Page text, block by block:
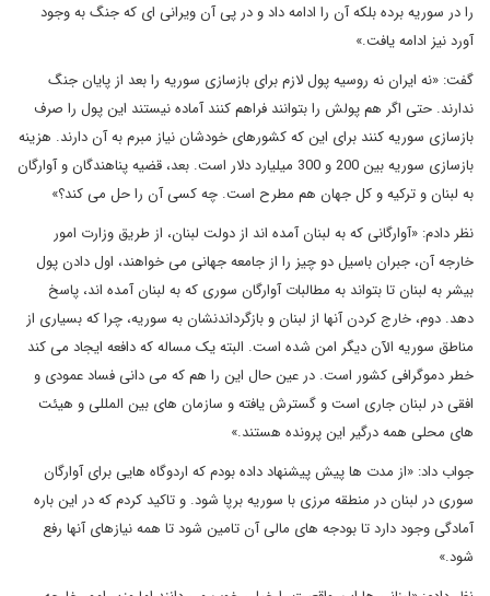
را در سوریه برده بلکه آن را ادامه داد و در پی آن ویرانی ای که جنگ به وجود
آورد نیز ادامه یافت.»
گفت: «نه ایران نه روسیه پول لازم برای بازسازی سوریه را بعد از پایان جنگ
ندارند. حتی اگر هم پولش را بتوانند فراهم کنند آماده نیستند این پول را صرف
بازسازی سوریه کنند برای این که کشورهای خودشان نیاز مبرم به آن دارند. هزینه
بازسازی سوریه بین 200 و 300 میلیارد دلار است. بعد، قضیه پناهندگان و آوارگان
به لبنان و ترکیه و کل جهان هم مطرح است. چه کسی آن را حل می کند؟»
نظر دادم: «آوارگانی که به لبنان آمده اند از دولت لبنان، از طریق وزارت امور
خارجه آن، جبران باسیل دو چیز را از جامعه جهانی می خواهند، اول دادن پول
بیشر به لبنان تا بتواند به مطالبات آوارگان سوری که به لبنان آمده اند، پاسخ
دهد. دوم، خارج کردن آنها از لبنان و بازگرداندنشان به سوریه، چرا که بسیاری از
مناطق سوریه الآن دیگر امن شده است. البته یک مساله که دافعه ایجاد می کند
خطر دموگرافی کشور است. در عین حال این را هم که می دانی فساد عمودی و
افقی در لبنان جاری است و گسترش یافته و سازمان های بین المللی و هیئت
های محلی همه درگیر این پرونده هستند.»
جواب داد: «از مدت ها پیش پیشنهاد داده بودم که اردوگاه هایی برای آوارگان
سوری در لبنان در منطقه مرزی با سوریه برپا شود. و تاکید کردم که در این باره
آمادگی وجود دارد تا بودجه های مالی آن تامین شود تا همه نیازهای آنها رفع
شود.»